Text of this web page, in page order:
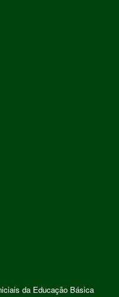
da Educação Básica